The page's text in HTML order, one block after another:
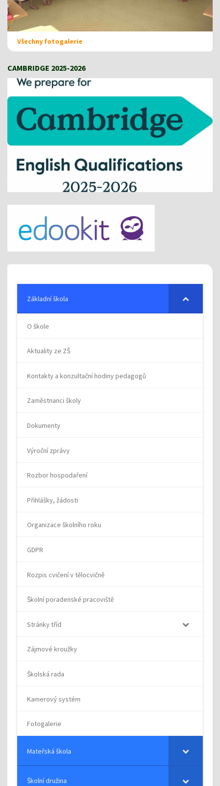
Všechny fotogalerie
CAMBRIDGE 2025-2026
Základní škola
O škole
Aktuality ze ZŠ
Kontakty a konzultační hodiny pedagogů
Zaměstnanci školy
Dokumenty
Výroční zprávy
Rozbor hospodaření
Přihlášky, žádosti
Organizace školního roku
GDPR
Rozpis cvičení v tělocvičně
Školní poradenské pracoviště
Stránky tříd
Zájmové kroužky
Školská rada
Kamerový systém
Fotogalerie
Mateřská škola
Školní družina